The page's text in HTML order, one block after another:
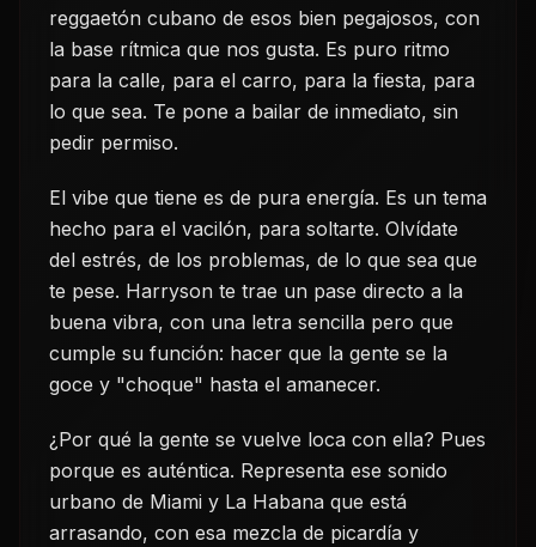
reggaetón cubano de esos bien pegajosos, con
la base rítmica que nos gusta. Es puro ritmo
para la calle, para el carro, para la fiesta, para
lo que sea. Te pone a bailar de inmediato, sin
pedir permiso.
El vibe que tiene es de pura energía. Es un tema
hecho para el vacilón, para soltarte. Olvídate
del estrés, de los problemas, de lo que sea que
te pese. Harryson te trae un pase directo a la
buena vibra, con una letra sencilla pero que
cumple su función: hacer que la gente se la
goce y "choque" hasta el amanecer.
¿Por qué la gente se vuelve loca con ella? Pues
porque es auténtica. Representa ese sonido
urbano de Miami y La Habana que está
arrasando, con esa mezcla de picardía y